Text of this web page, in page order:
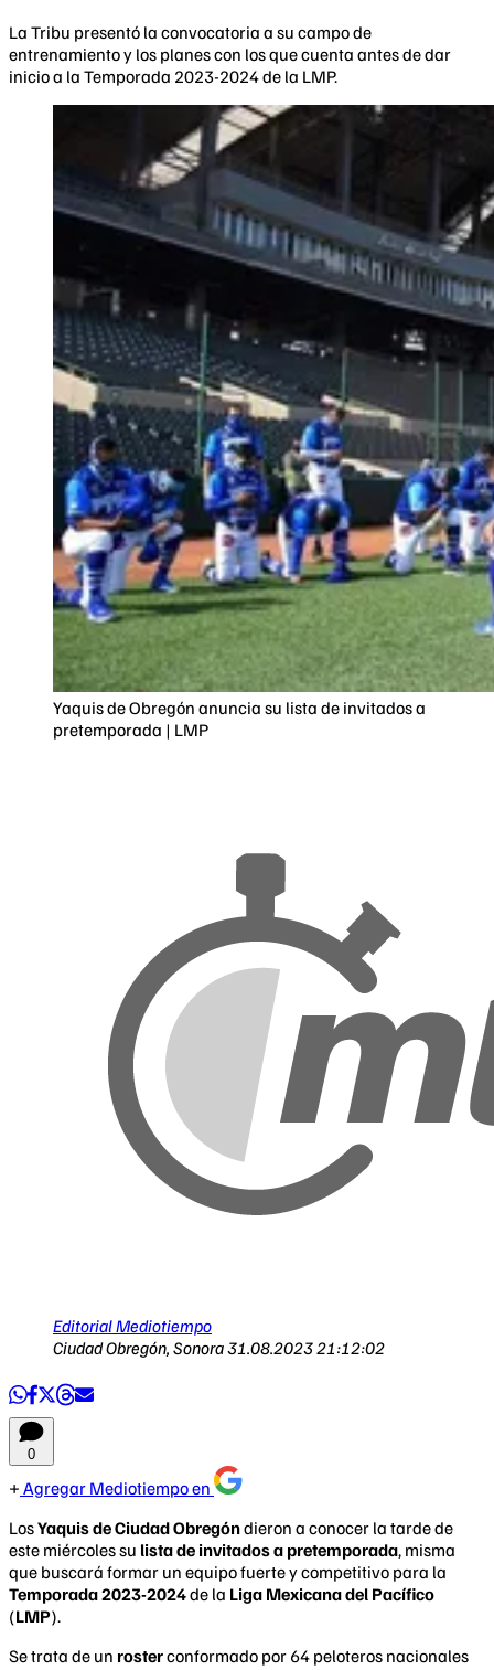
La Tribu presentó la convocatoria a su campo de
entrenamiento y los planes con los que cuenta antes de dar
inicio a la Temporada 2023-2024 de la LMP.
Yaquis de Obregón anuncia su lista de invitados a
pretemporada | LMP
Editorial Mediotiempo
Ciudad Obregón, Sonora31.08.2023 21:12:02
0
Agregar Mediotiempo en
LosYaquis de Ciudad Obregóndieron a conocer la tarde de
este miércoles su lista de invitados a pretemporada, misma
que buscará formar un equipo fuerte y competitivo para la
Temporada 2023-2024de la Liga Mexicana del Pacífico
(LMP).
Se trata de un rosterconformado por 64 peloteros nacionales